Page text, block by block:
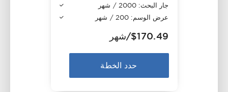
جار البحث: 2000 / شهر
عرض الوسم: 200 / شهر
$170.49/شهر
حدد الخطة